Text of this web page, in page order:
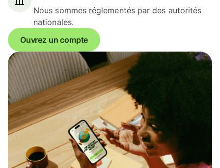
Nous sommes réglementés par des autorités
nationales.
Ouvrez un compte